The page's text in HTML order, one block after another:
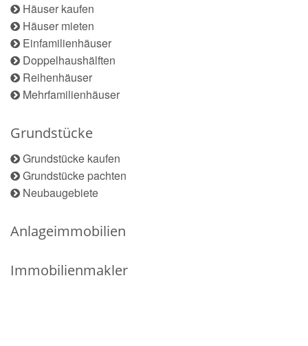
Häuser kaufen
Häuser mieten
Einfamilienhäuser
Doppelhaushälften
Reihenhäuser
Mehrfamilienhäuser
Grundstücke
Grundstücke kaufen
Grundstücke pachten
Neubaugebiete
Anlageimmobilien
Immobilienmakler